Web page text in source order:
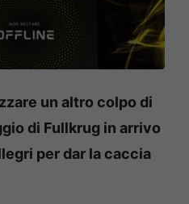
un altro colpo di
di Fullkrug in arrivo
per dar la caccia